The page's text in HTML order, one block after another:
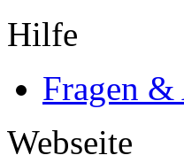
Hilfe
Fragen
Webseite